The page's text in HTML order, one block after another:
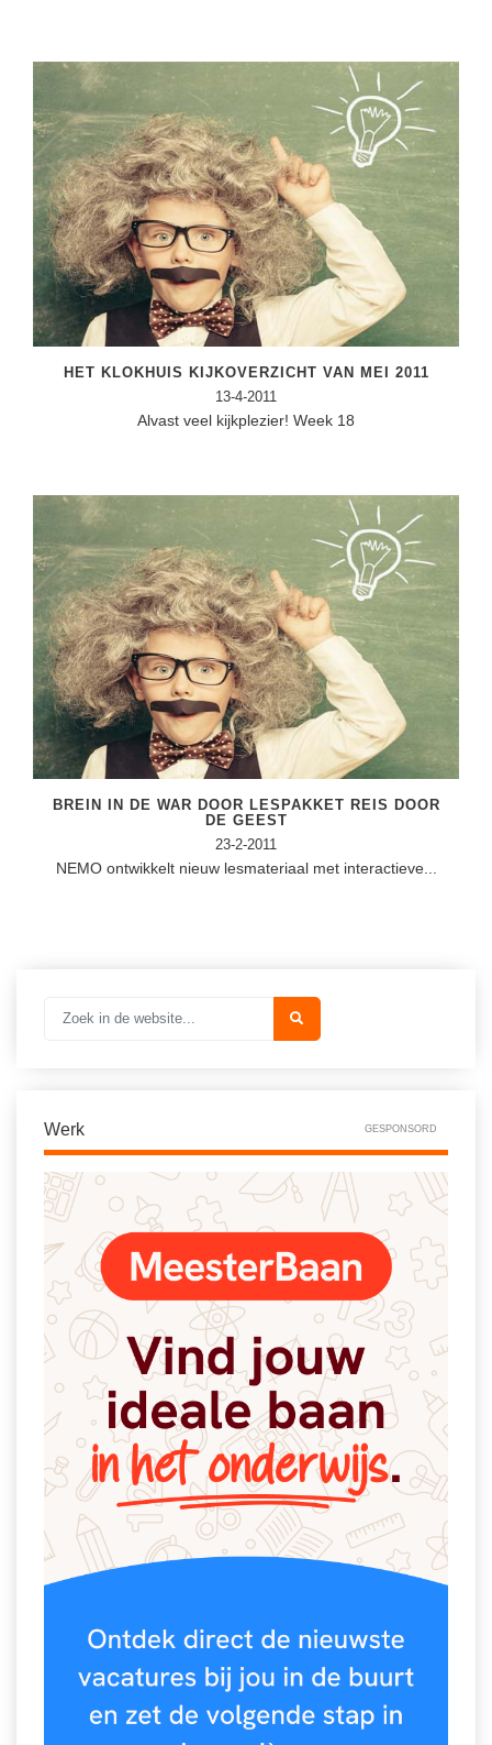
HET KLOKHUIS KIJKOVERZICHT VAN MEI 2011
13-4-2011
Alvast veel kijkplezier! Week 18
BREIN IN DE WAR DOOR LESPAKKET REIS DOOR
DE GEEST
23-2-2011
NEMO ontwikkelt nieuw lesmateriaal met interactieve...
Werk GESPONSORD